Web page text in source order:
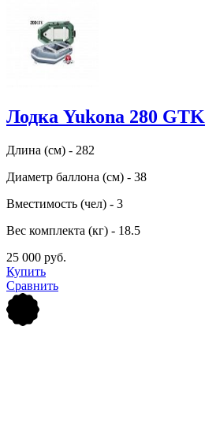
Лодка Yukona 280 GTK
Длина (см) - 282
Диаметр баллона (см) - 38
Вместимость (чел) - 3
Вес комплекта (кг) - 18.5
25 000 руб.
Купить
Сравнить